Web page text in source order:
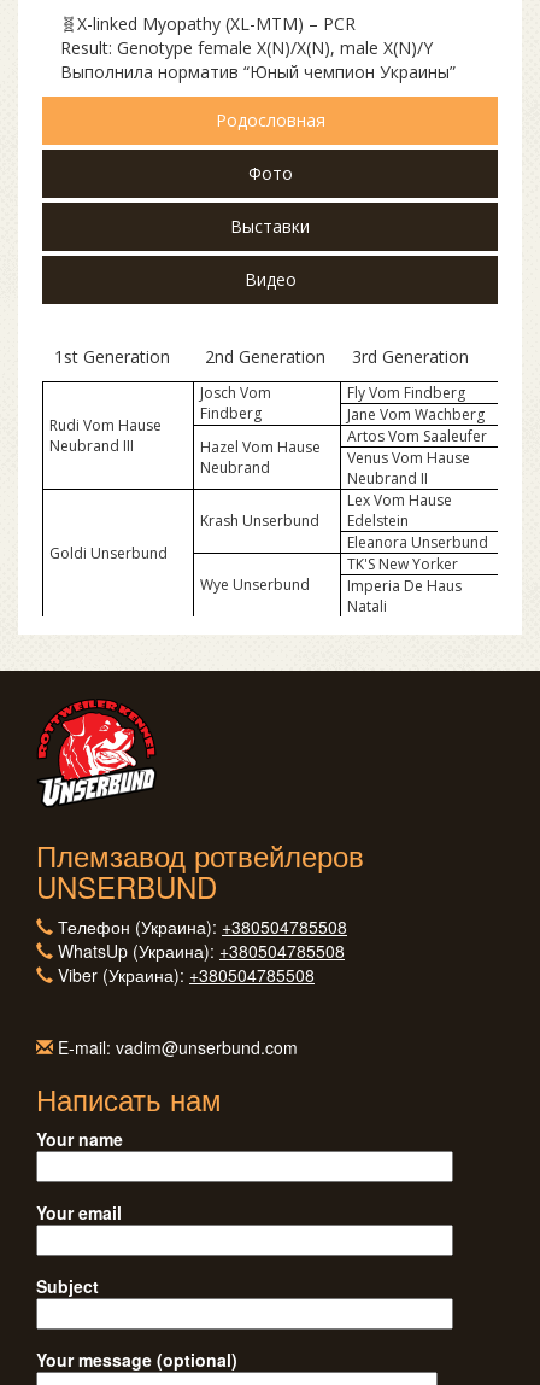
🧬X-linked Myopathy (XL-MTM) – PCR
Result: Genotype female X(N)/X(N), male X(N)/Y
Выполнила норматив “Юный чемпион Украины”
Родословная
Фото
Выставки
Видео
1st Generation 2nd Generation 3rd Generation
Rudi Vom Hause
Neubrand III
Josch Vom
Findberg
Fly Vom Findberg
Jane Vom Wachberg
Hazel Vom Hause
Neubrand
Artos Vom Saaleufer
Venus Vom Hause
Neubrand II
Goldi Unserbund
Krash Unserbund
Lex Vom Hause
Edelstein
Eleanora Unserbund
Wye Unserbund
TK'S New Yorker
Imperia De Haus
Natali
Племзавод ротвейлеров
UNSERBUND
Телефон (Украина): +380504785508
WhatsUp (Украина): +380504785508
Viber (Украина): +380504785508
E-mail: vadim@unserbund.com
Написать нам
Your name
Your email
Subject
Your message (optional)